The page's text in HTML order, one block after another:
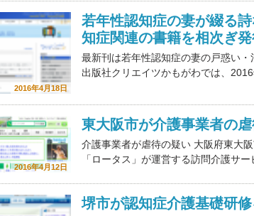
2016年4月18日
若年性認知症の妻が綴る
知症関連の書籍を相次ぎ
最新刊は若年性認知症の妻の戸惑い
出版社クリエイツかもがわでは、
2016年4月12日
東大阪市が介護事業者の
介護事業者が虐待の疑い 大阪府東大
「ロータス」が運営する訪問介護サ
堺市が認知症介護基礎研